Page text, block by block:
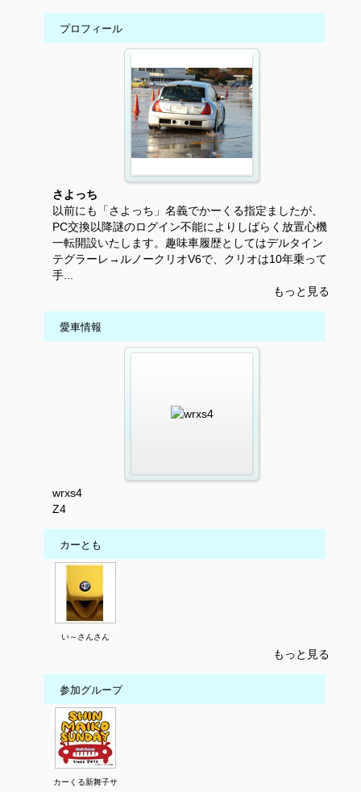
プロフィール
さよっち
以前にも「さよっち」名義でかーくる指定ましたが、
PC交換以降謎のログイン不能によりしばらく放置心機
一転開設いたします。趣味車履歴としてはデルタイン
テグラーレ→ルノークリオV6で、クリオは10年乗って
手...
もっと見る
愛車情報
wrxs4
Z4
カーとも
い～さんさん
もっと見る
参加グループ
カーくる新舞子サ